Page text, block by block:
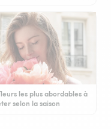
les plus abordables à
selon la saison